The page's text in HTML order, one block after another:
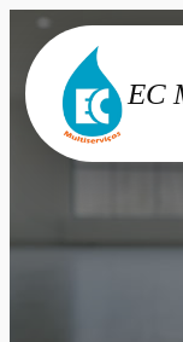
Saltar
para
conteúdo
EC